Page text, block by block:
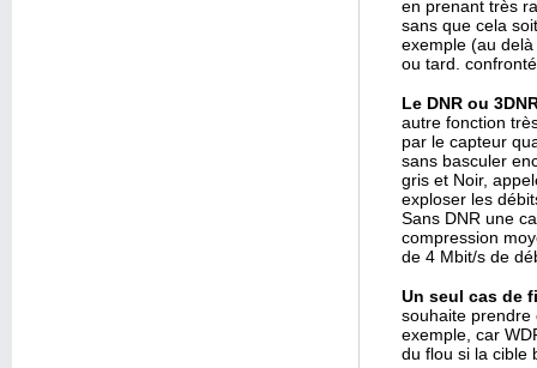
en prenant très
sans que cela
exemple (au
ou tard.
Le DNR ou
autre fonction
par le capteur
sans basculer
gris et Noir,
exploser les
Sans DNR une
compression
de 4 Mbit/s de
Un seul cas de
souhaite prendre
exemple, car
du flou si la cible